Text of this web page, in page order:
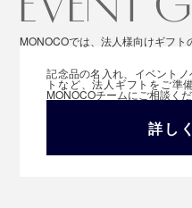
MONOCOでは、法人様向けギフト
記念品の名入れ、イベント
トなど、法人ギフトをご準
MONOCOチームにご相談く
詳し